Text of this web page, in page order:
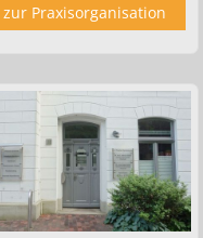
zur Praxisorganisation